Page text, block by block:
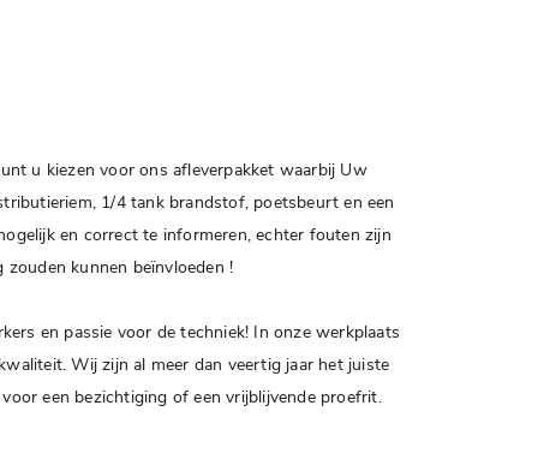
u kiezen voor ons afleverpakket waarbij Uw
1/4 tank brandstof, poetsbeurt en een
en correct te informeren, echter fouten zijn
kunnen beïnvloeden !
en passie voor de techniek! In onze werkplaats
Wij zijn al meer dan veertig jaar het juiste
een bezichtiging of een vrijblijvende proefrit.